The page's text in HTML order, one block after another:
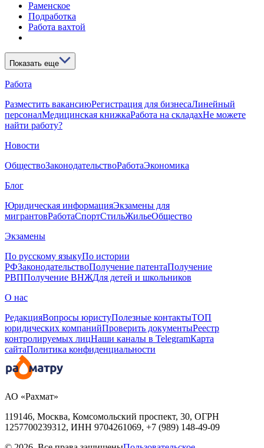
Раменское
Подработка
Работа вахтой
Показать еще
Работа
Разместить вакансиюРегистрация для бизнесаЛинейный
персоналМедицинская книжкаРабота на складахНе можете
найти работу?
Новости
ОбществоЗаконодательствоРаботаЭкономика
Блог
Юридическая информацияЭкзамены для
мигрантовРаботаСпортСтильЖильеОбщество
Экзамены
По русскому языкуПо истории
РФЗаконодательствоПолучение патентаПолучение
РВППолучение ВНЖДля детей и школьников
О нас
РедакцияВопросы юристуПолезные контактыТОП
юридических компанийПроверить документыРеестр
контролируемых лицНаши каналы в TelegramКарта
сайтаПолитика конфиденциальности
АО «Рахмат»
119146, Москва, Комсомольский проспект, 30, ОГРН
1257700239312, ИНН 9704261069, +7 (989) 148-49-09